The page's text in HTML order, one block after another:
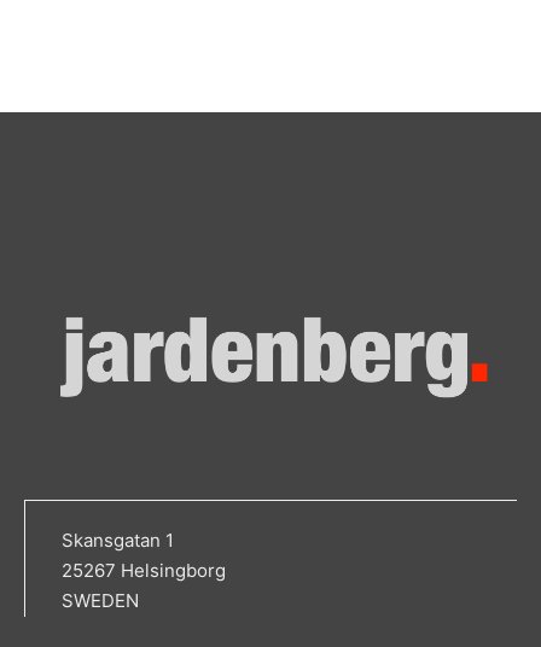
Skansgatan 1
25267 Helsingborg
SWEDEN